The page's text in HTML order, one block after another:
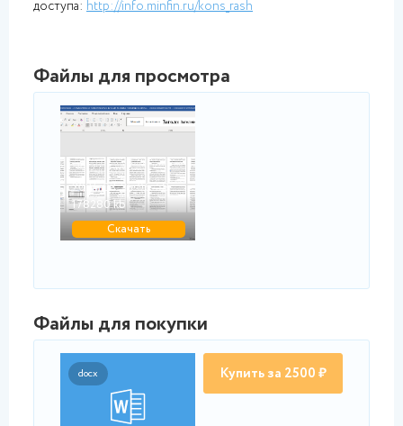
доступа: http://info.minfin.ru/kons_rash
Файлы для просмотра
png
2024-03-25_06-58-06....
178280.kb
Скачать
Файлы для покупки
docx Купить за 2500 ₽